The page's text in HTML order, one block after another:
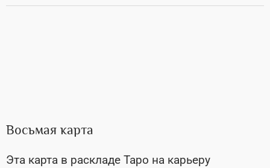
Восьмая карта
Эта карта в раскладе Таро на карьеру